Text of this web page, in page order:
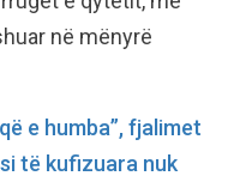
në mënyrë
e humba”, fjalimet
të kufizuara nuk